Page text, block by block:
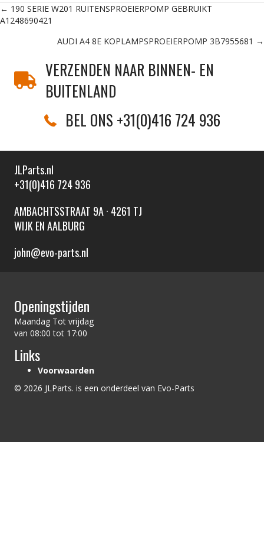
Posts
navigation
← 190 SERIE W201 RUITENSPROEIERPOMP GEBRUIKT
A1248690421
AUDI A4 8E KOPLAMPSPROEIERPOMP 3B7955681 →
VERZENDEN NAAR BINNEN- EN
BUITENLAND
BEL ONS +31(0)416 724 936
JLParts.nl
+31(0)416 724 936
AMBACHTSSTRAAT 9A · 4261 TJ
WIJK EN AALBURG
john@evo-parts.nl
Openingstijden
Maandag Tot vrijdag
van 08:00 tot 17:00
Links
Voorwaarden
© 2026 JLParts. is een onderdeel van Evo-Parts